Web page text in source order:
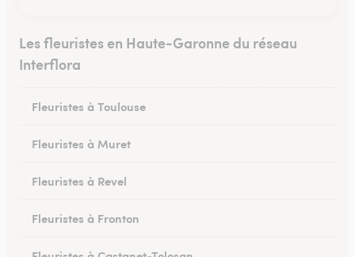
Les fleuristes en Haute-Garonne du réseau
Interflora
Fleuristes à Toulouse
Fleuristes à Muret
Fleuristes à Revel
Fleuristes à Fronton